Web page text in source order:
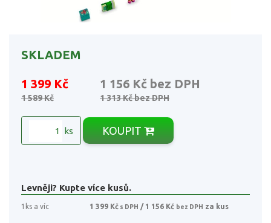
SKLADEM
1 399 Kč 1 156 Kč bez DPH
1 589 Kč 1 313 Kčbez DPH
ks KOUPIT
Levněji? Kupte více kusů.
1ks a víc 1 399 Kč s DPH / 1 156 Kč bez DPH za kus